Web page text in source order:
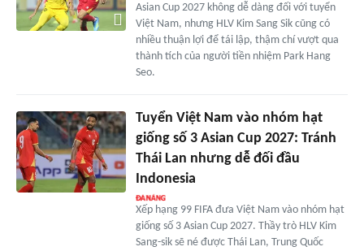
Asian Cup 2027 không dễ dàng đối với tuyển
Việt Nam, nhưng HLV Kim Sang Sik cũng có
nhiều thuận lợi để tái lập, thậm chí vượt qua
thành tích của người tiền nhiệm Park Hang
Seo.
Tuyển Việt Nam vào nhóm hạt
giống số 3 Asian Cup 2027: Tránh
Thái Lan nhưng dễ đối đầu
Indonesia
Xếp hạng 99 FIFA đưa Việt Nam vào nhóm hạt
giống số 3 Asian Cup 2027. Thầy trò HLV Kim
Sang-sik sẽ né được Thái Lan, Trung Quốc